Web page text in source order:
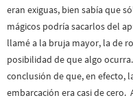
eran exiguas, bien sabía que
mágicos podría sacarlos del
llamé a la bruja mayor, la de
posibilidad de que algo
conclusión de que, en efecto,
embarcación era casi de cero.